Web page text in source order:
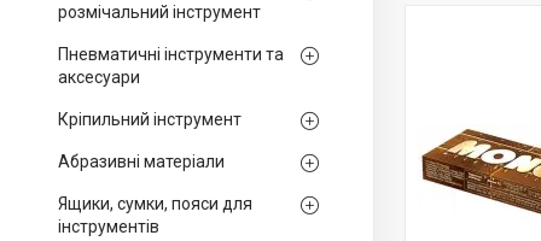
розмічальний інструмент
Пневматичні інструменти та
аксесуари
Кріпильний інструмент
Абразивні матеріали
Ящики, сумки, пояси для
інструментів